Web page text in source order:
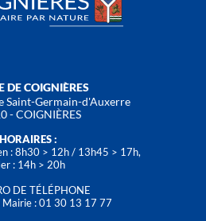
DE COIGNIÈRES
Saint-Germain-d'Auxerre
- COIGNIÈRES
HORAIRES :
: 8h30 > 12h / 13h45 > 17h,
: 14h > 20h
DE TÉLÉPHONE
Mairie : 01 30 13 17 77